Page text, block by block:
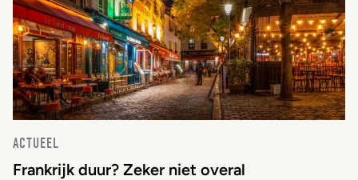
ACTUEEL
Frankrijk duur? Zeker niet overal